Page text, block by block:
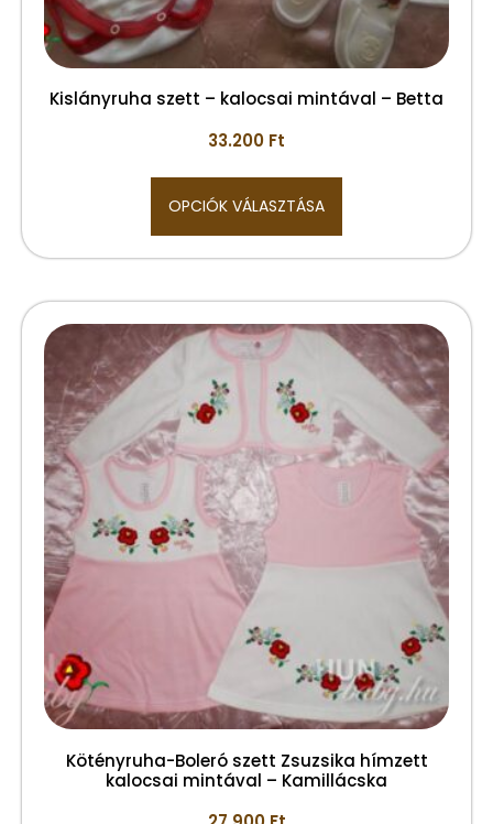
Kislányruha szett – kalocsai mintával – Betta
33.200 Ft
OPCIÓK VÁLASZTÁSA
Kötényruha-Boleró szett Zsuzsika hímzett
kalocsai mintával – Kamillácska